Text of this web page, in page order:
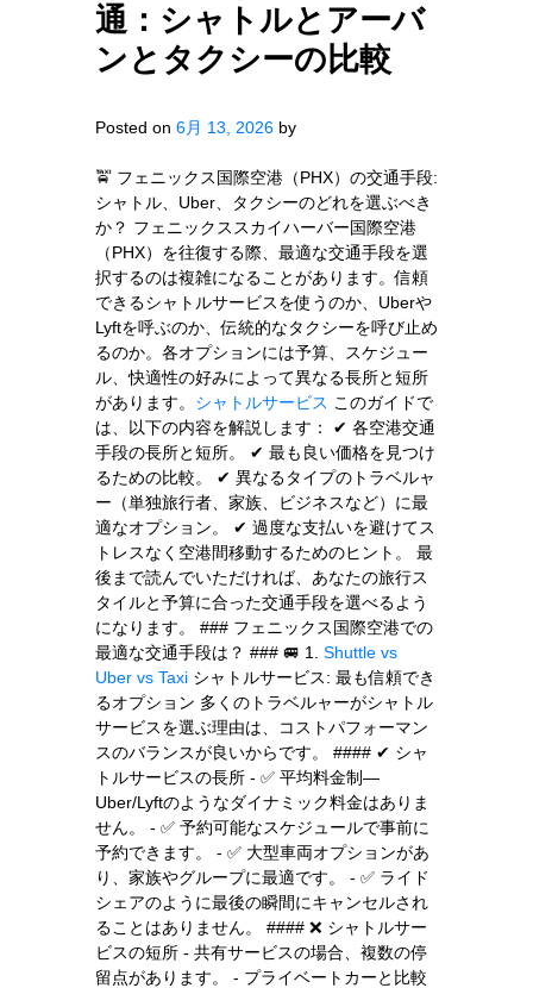
通：シャトルとアーバ
ンとタクシーの比較
Posted on 6月 13, 2026 by
🚖 フェニックス国際空港（PHX）の交通手段:
シャトル、Uber、タクシーのどれを選ぶべき
か？ フェニックススカイハーバー国際空港
（PHX）を往復する際、最適な交通手段を選
択するのは複雑になることがあります。信頼
できるシャトルサービスを使うのか、Uberや
Lyftを呼ぶのか、伝統的なタクシーを呼び止め
るのか。各オプションには予算、スケジュー
ル、快適性の好みによって異なる長所と短所
があります。 シャトルサービス このガイドで
は、以下の内容を解説します： ✔ 各空港交通
手段の長所と短所。 ✔ 最も良い価格を見つけ
るための比較。 ✔ 異なるタイプのトラベルャ
ー（単独旅行者、家族、ビジネスなど）に最
適なオプション。 ✔ 過度な支払いを避けてス
トレスなく空港間移動するためのヒント。 最
後まで読んでいただければ、あなたの旅行ス
タイルと予算に合った交通手段を選べるよう
になります。 ### フェニックス国際空港での
最適な交通手段は？ ### 🚐 1. Shuttle vs
Uber vs Taxi シャトルサービス: 最も信頼でき
るオプション 多くのトラベルャーがシャトル
サービスを選ぶ理由は、コストパフォーマン
スのバランスが良いからです。 #### ✔ シャ
トルサービスの長所 - ✅ 平均料金制—
Uber/Lyftのようなダイナミック料金はありま
せん。 - ✅ 予約可能なスケジュールで事前に
予約できます。 - ✅ 大型車両オプションがあ
り、家族やグループに最適です。 - ✅ ライド
シェアのように最後の瞬間にキャンセルされ
ることはありません。 #### ❌ シャトルサー
ビスの短所 - 共有サービスの場合、複数の停
留点があります。 - プライベートカーと比較